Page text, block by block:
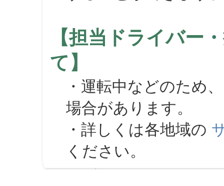
【担当ドライバー
て】
・運転中などのため
場合があります。
・詳しくは各地域の
ください。